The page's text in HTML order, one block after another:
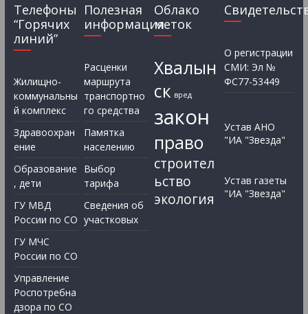
Телефоны
“Горячих
линий”
Жилищно-
коммунальны
й комплекс
Здравоохран
ение
Образование
, дети
ГУ МВД
России по СО
ГУ МЧС
России по СО
Управление
Роспотребна
дзора по СО
Полезная
информация
Расценки
маршрута
транспортно
го средства
Памятка
населению
Выбор
тарифа
Сведения об
участковых
Облако
меток
Хвалын
ск вред
закон
право
строител
ьство
экология
О регистрации
СМИ: Эл №
ФС77-53449
Устав АНО
"ИА "Звезда"
Устав газеты
"ИА "Звезда"